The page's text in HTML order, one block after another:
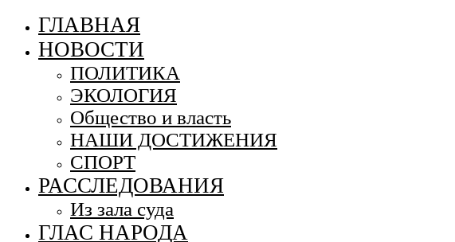
ГЛАВНАЯ
НОВОСТИ
ПОЛИТИКА
ЭКОЛОГИЯ
Общество и власть
НАШИ ДОСТИЖЕНИЯ
СПОРТ
РАССЛЕДОВАНИЯ
Из зала суда
ГЛАС НАРОДА